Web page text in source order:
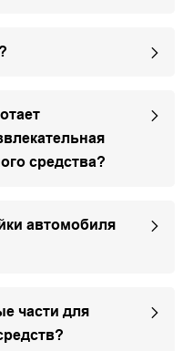
средства?
автомобиля
части для